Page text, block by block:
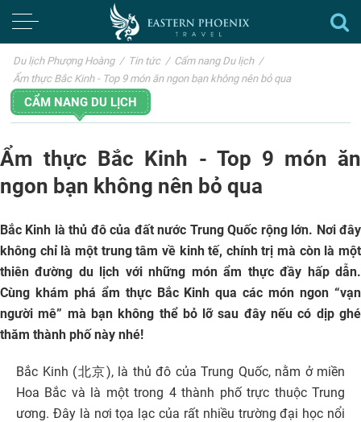
Du lịch Phượng Hoàng / Tin tức / Cẩm nang Du lịch /
Ẩm thực Bắc Kinh - Top 9 món ăn ngon bạn không nên bỏ qua
CẨM NANG DU LỊCH
Ẩm thực Bắc Kinh - Top 9 món ăn
ngon bạn không nên bỏ qua
Bắc Kinh là thủ đô của đất nước Trung Quốc rộng lớn. Nơi đây
không chỉ là một trung tâm về kinh tế, chính trị mà còn là một
thiên đường du lịch với những món ẩm thực đầy hấp dẫn.
Cùng khám phá ẩm thực Bắc Kinh qua các món ngon “vạn
người mê” mà bạn không thể bỏ lỡ sau đây nếu có dịp ghé
thăm thành phố này nhé!
Bắc Kinh (北京), là thủ đô của Trung Quốc, nằm ở miền
Hoa Bắc và là một trong 4 thành phố trực thuộc Trung
ương. Đây là nơi tọa lạc của rất nhiều trường đại học nổi